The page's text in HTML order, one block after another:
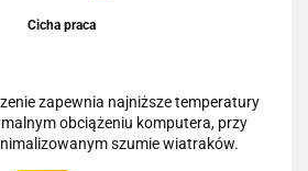
Cicha praca
zapewnia najniższe temperatury
obciążeniu komputera, przy
szumie wiatraków.